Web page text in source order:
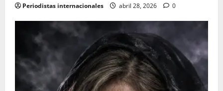
Periodistas internacionales abril 28, 2026 0